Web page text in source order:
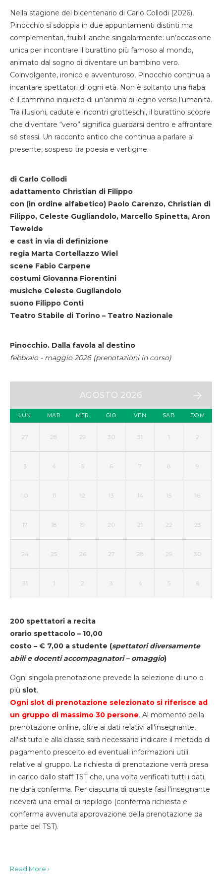
Nella stagione del bicentenario di Carlo Collodi (2026),
Pinocchio si sdoppia in due appuntamenti distinti ma
complementari, fruibili anche singolarmente: un’occasione
unica per incontrare il burattino più famoso al mondo,
animato dal sogno di diventare un bambino vero.
Coinvolgente, ironico e avventuroso, Pinocchio continua a
incantare spettatori di ogni età. Non è soltanto una fiaba:
è il cammino inquieto di un’anima di legno verso l’umanità.
Tra illusioni, cadute e incontri grotteschi, il burattino scopre
che diventare “vero” significa guardarsi dentro e affrontare
sé stessi. Un racconto antico che continua a parlare al
presente, sospeso tra poesia e vertigine.
di Carlo Collodi
adattamento Christian di Filippo
con (in ordine alfabetico) Paolo Carenzo, Christian di
Filippo, Celeste Gugliandolo, Marcello Spinetta, Aron
Tewelde
e cast in via di definizione
regia Marta Cortellazzo Wiel
scene Fabio Carpene
costumi Giovanna Fiorentini
musiche Celeste Gugliandolo
suono Filippo Conti
Teatro Stabile di Torino – Teatro Nazionale
Pinocchio. Dalla favola al destino
febbraio - maggio 2026 (prenotazioni in corso)
AGOSTO 2026
LUN MAR MER GIO VEN SAB DOM
27 28 29 30 31 1 2
3 4 5 6 7 8 9
10 11 12 13 14 15 16
17 18 19 20 21 22 23
24 25 26 27 28 29 30
31 1 2 3 4 5 6
200 spettatori a recita
orario spettacolo – 10,00
costo – € 7,00 a studente (spettatori diversamente
abili e docenti accompagnatori – omaggio)
Ogni singola prenotazione prevede la selezione di uno o
più slot.
Ogni slot di prenotazione selezionato si riferisce ad
un gruppo di massimo 30 persone. Al momento della
prenotazione online, oltre ai dati relativi all'insegnante,
all'istituto e alla classe sarà necessario indicare il metodo di
pagamento prescelto ed eventuali informazioni utili
relative al gruppo. La richiesta di prenotazione verrà presa
in carico dallo staff TST che, una volta verificati tutti i dati,
ne darà conferma. Per ciascuna di queste fasi l'insegnante
riceverà una email di riepilogo (conferma richiesta e
conferma avvenuta approvazione della prenotazione da
parte del TST).
Read More ›